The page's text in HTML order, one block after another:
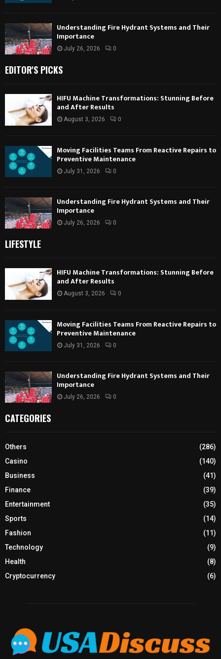
Understanding Fire Hydrant Systems and Their
Importance
July 26, 2026 0
EDITOR'S PICKS
HIFU Machine Transformations: Stunning Before
and After Results
August 3, 2026 0
Moving Facilities Teams From Reactive Repairs to
Preventive Maintenance
July 31, 2026 0
Understanding Fire Hydrant Systems and Their
Importance
July 26, 2026 0
LIFESTYLE
HIFU Machine Transformations: Stunning Before
and After Results
August 3, 2026 0
Moving Facilities Teams From Reactive Repairs to
Preventive Maintenance
July 31, 2026 0
Understanding Fire Hydrant Systems and Their
Importance
July 26, 2026 0
CATEGORIES
Others
(286)
Casino
(140)
Business
(41)
Finance
(39)
Entertainment
(35)
Sports
(14)
Fashion
(11)
Technology
(9)
Health
(8)
Cryptocurrency
(6)